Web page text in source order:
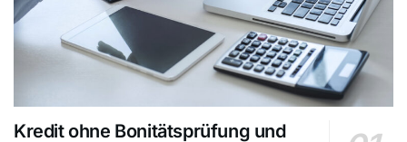
Kredit ohne Bonitätsprüfung und